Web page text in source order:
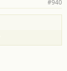
#940